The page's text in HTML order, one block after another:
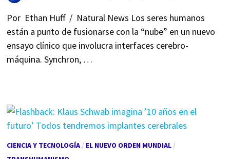
Por Ethan Huff / Natural News Los seres humanos
están a punto de fusionarse con la “nube” en un nuevo
ensayo clínico que involucra interfaces cerebro-
máquina. Synchron, …
CIENCIA Y TECNOLOGÍA/ EL NUEVO ORDEN MUNDIAL/